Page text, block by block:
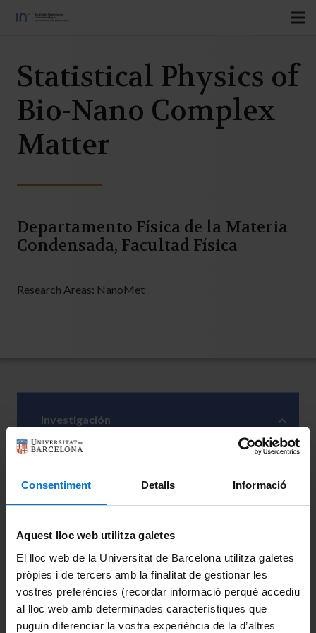
Consentiment Detalls Informació
Aquest lloc web utilitza galetes
El lloc web de la Universitat de Barcelona utilitza galetes
pròpies i de tercers amb la finalitat de gestionar les
vostres preferències (recordar informació perquè accediu
al lloc web amb determinades característiques que
puguin diferenciar la vostra experiència de la d’altres
Statistical Physics of
Bio-Nano Complex
Matter
Departamento Física de la Materia
Condensada, Facultad Física
Research Areas: NanoMet
Investigación
El grupo desarrolla un enfoquein silicoein cogito
para NanoBioSystems hidratados en condiciones
realistas (por ejemplo, nanopartículas y soluciones
períodos de tiempo hasta horas). En el marco de la
Física Estadística Interdisciplinaria, combinan
teoría y simulaciones atomísticas de bio-interfaces
hidratadas (por ejemplo, proteínas o membranas) y
nano-interfaces (por ejemplo, nanopartículas y